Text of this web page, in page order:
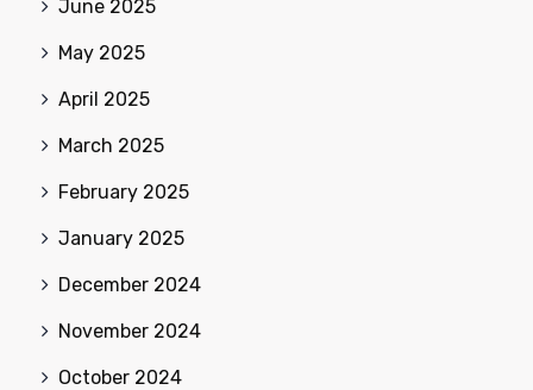
June 2025
May 2025
April 2025
March 2025
February 2025
January 2025
December 2024
November 2024
October 2024